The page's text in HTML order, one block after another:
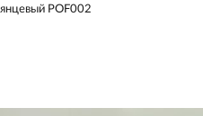
POF002